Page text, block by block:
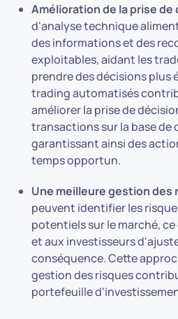
Amélioration de la prise de
d'analyse technique
des informations et des
exploitables, aidant les
prendre des décisions plus
trading automatisés
améliorer la prise de
transactions sur la base de
garantissant ainsi des
temps opportun.
Une meilleure gestion des
peuvent identifier les
potentiels sur le marché,
et aux investisseurs
conséquence. Cette
gestion des risques
portefeuille